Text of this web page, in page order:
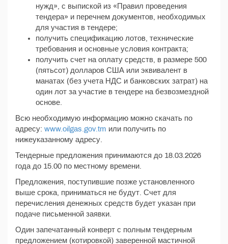
нужд», с выпиской из «Правил проведения
тендера» и перечнем документов, необходимых
для участия в тендере;
получить спецификацию лотов, технические
требования и основные условия контракта;
получить счет на оплату средств, в размере 500
(пятьсот) долларов США или эквивалент в
манатах (без учета НДС и банковских затрат) на
один лот за участие в тендере на безвозмездной
основе.
Всю необходимую информацию можно скачать по
адресу: www.oilgas.gov.tm или получить по
нижеуказанному адресу.
Тендерные предложения принимаются до 18.03.2026
года до 15.00 по местному времени.
Предложения, поступившие позже установленного
выше срока, приниматься не будут. Счет для
перечисления денежных средств будет указан при
подаче письменной заявки.
Один запечатанный конверт с полным тендерным
предложением (котировкой) заверенной мастичной